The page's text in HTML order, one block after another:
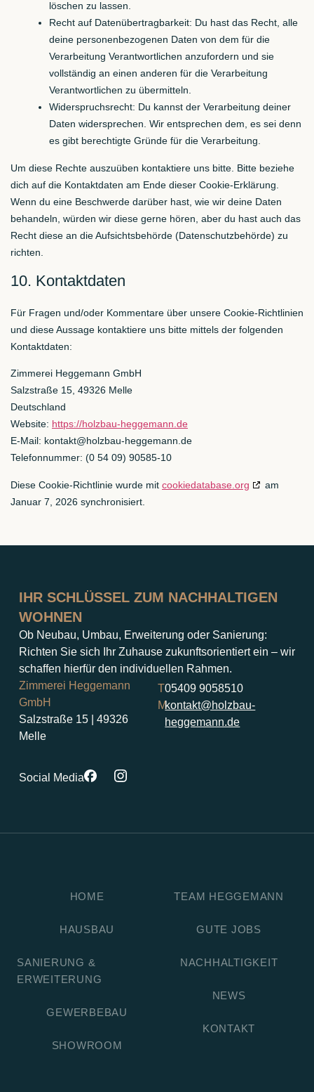
löschen zu lassen.
Recht auf Datenübertragbarkeit: Du hast das Recht, alle
deine personenbezogenen Daten von dem für die
Verarbeitung Verantwortlichen anzufordern und sie
vollständig an einen anderen für die Verarbeitung
Verantwortlichen zu übermitteln.
Widerspruchsrecht: Du kannst der Verarbeitung deiner
Daten widersprechen. Wir entsprechen dem, es sei denn
es gibt berechtigte Gründe für die Verarbeitung.
Um diese Rechte auszuüben kontaktiere uns bitte. Bitte beziehe
dich auf die Kontaktdaten am Ende dieser Cookie-Erklärung.
Wenn du eine Beschwerde darüber hast, wie wir deine Daten
behandeln, würden wir diese gerne hören, aber du hast auch das
Recht diese an die Aufsichtsbehörde (Datenschutzbehörde) zu
richten.
10. Kontaktdaten
Für Fragen und/oder Kommentare über unsere Cookie-Richtlinien
und diese Aussage kontaktiere uns bitte mittels der folgenden
Kontaktdaten:
Zimmerei Heggemann GmbH
Salzstraße 15, 49326 Melle
Deutschland
Website: https://holzbau-heggemann.de
E-Mail: kontakt@holzbau-heggemann.de
Telefonnummer: (0 54 09) 90585-10
Diese Cookie-Richtlinie wurde mit cookiedatabase.org
am
Januar 7, 2026 synchronisiert.
HOME
HAUSBAU
SANIERUNG &
ERWEITERUNG
GEWERBEBAU
SHOWROOM
TEAM HEGGEMANN
GUTE JOBS
NACHHALTIGKEIT
NEWS
KONTAKT
IHR SCHLÜSSEL ZUM NACHHALTIGEN
WOHNEN
Ob Neubau, Umbau, Erweiterung oder Sanierung:
Richten Sie sich Ihr Zuhause zukunftsorientiert ein – wir
schaffen hierfür den individuellen Rahmen.
Zimmerei Heggemann
GmbH
Salzstraße 15 | 49326
Melle
T05409 9058510
Mkontakt@holzbau-
heggemann.de
Social Media